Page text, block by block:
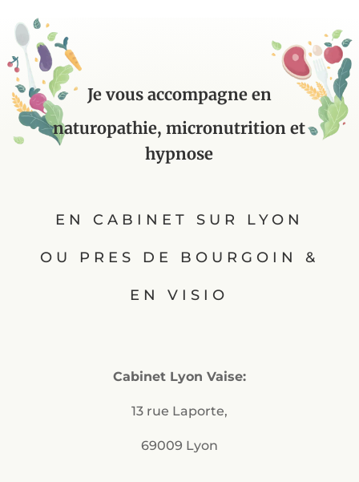
Je vous accompagne en
naturopathie, micronutrition et
hypnose
EN CABINET SUR LYON
OU PRES DE BOURGOIN &
EN VISIO
Cabinet Lyon Vaise:
13 rue Laporte,
69009 Lyon